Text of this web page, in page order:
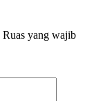
Ruas yang wajib